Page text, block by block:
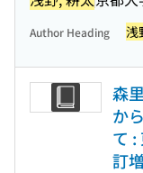
Author Heading 浅
森
か
て :
訂